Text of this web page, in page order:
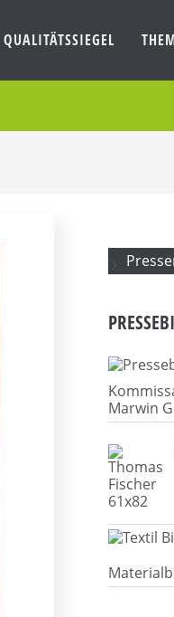
QUALITÄTSSIEGEL
Marwin